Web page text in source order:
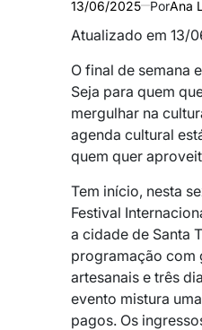
13/06/2025 PorAna
Atualizado em 13/
O final de semana
Seja para quem
mergulhar na
agenda cultural
quem quer
Tem início, nesta
Festival
a cidade de Santa
programação com
artesanais e três
evento mistura
pagos. Os